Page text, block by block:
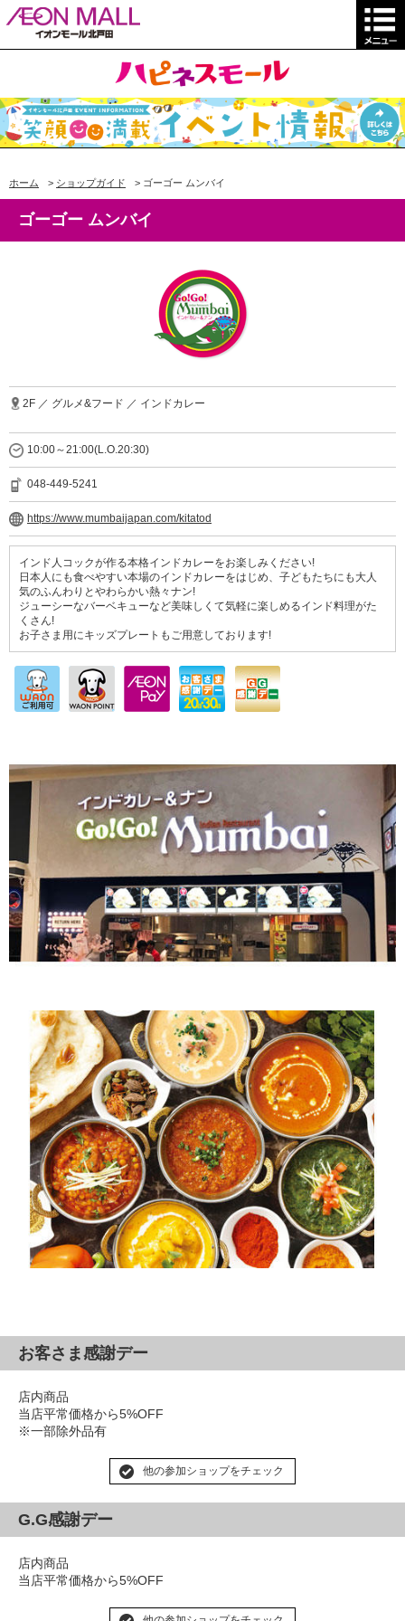
ホーム > ショップガイド > ゴーゴー ムンバイ
ゴーゴー ムンバイ
2F ／ グルメ&フード ／ インドカレー
10:00～21:00(L.O.20:30)
048-449-5241
https://www.mumbaijapan.com/kitatod
インド人コックが作る本格インドカレーをお楽しみください!
日本人にも食べやすい本場のインドカレーをはじめ、子どもたちにも大人
気のふんわりとやわらかい熱々ナン!
ジューシーなバーベキューなど美味しくて気軽に楽しめるインド料理がた
くさん!
お子さま用にキッズプレートもご用意しております!
お客さま感謝デー
店内商品
当店平常価格から5%OFF
※一部除外品有
他の参加ショップをチェック
G.G感謝デー
店内商品
当店平常価格から5%OFF